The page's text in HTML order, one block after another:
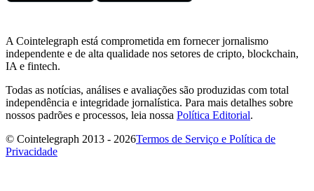
A Cointelegraph está comprometida em fornecer jornalismo
independente e de alta qualidade nos setores de cripto, blockchain,
IA e fintech.
Todas as notícias, análises e avaliações são produzidas com total
independência e integridade jornalística. Para mais detalhes sobre
nossos padrões e processos, leia nossa Política Editorial.
© Cointelegraph 2013 - 2026Termos de Serviço e Política de
Privacidade